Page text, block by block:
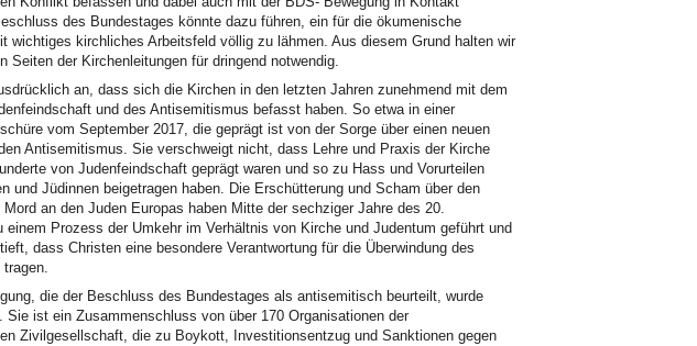
des Bundestages könnte dazu führen, ein für die ökumenische
wichtiges kirchliches Arbeitsfeld völlig zu lähmen. Aus diesem Grund halten wir
Seiten der Kirchenleitungen für dringend notwendig.
an, dass sich die Kirchen in den letzten Jahren zunehmend mit dem
und des Antisemitismus befasst haben. So etwa in einer
vom September 2017, die geprägt ist von der Sorge über einen neuen
Antisemitismus. Sie verschweigt nicht, dass Lehre und Praxis der Kirche
von Judenfeindschaft geprägt waren und so zu Hass und Vorurteilen
und Jüdinnen beigetragen haben. Die Erschütterung und Scham über den
an den Juden Europas haben Mitte der sechziger Jahre des 20.
einem Prozess der Umkehr im Verhältnis von Kirche und Judentum geführt und
dass Christen eine besondere Verantwortung für die Überwindung des
die der Beschluss des Bundestages als antisemitisch beurteilt, wurde
Sie ist ein Zusammenschluss von über 170 Organisationen der
Zivilgesellschaft, die zu Boykott, Investitionsentzug und Sanktionen gegen